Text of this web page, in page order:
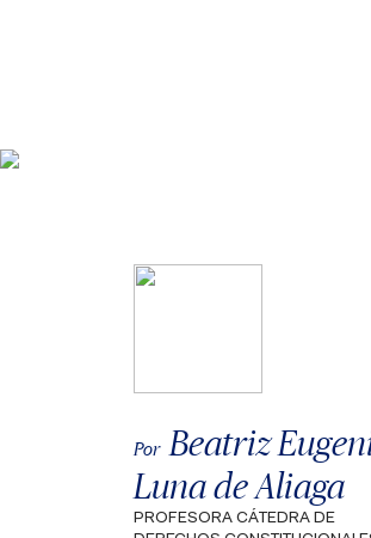
Por Beatriz
Luna de Aliaga
PROFESORA CÁTEDRA DE